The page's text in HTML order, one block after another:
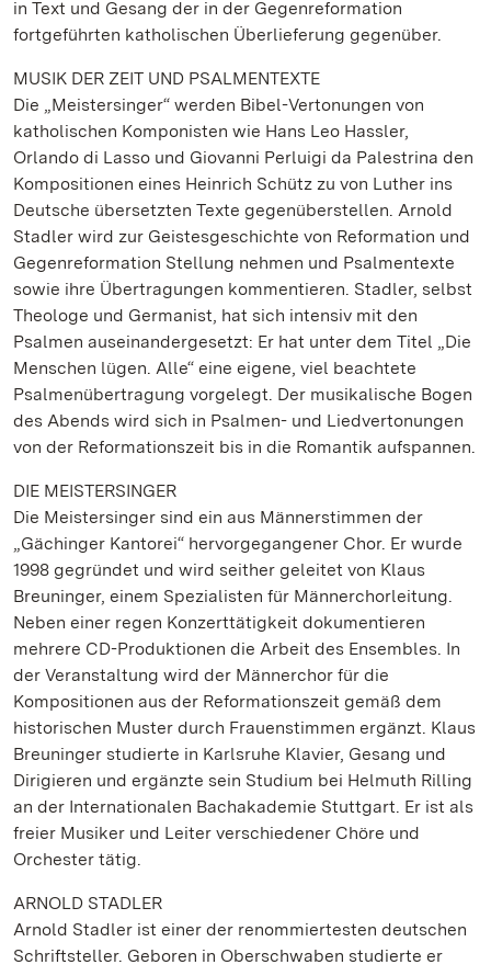
in Text und Gesang der in der Gegenreformation
fortgeführten katholischen Überlieferung gegenüber.
MUSIK DER ZEIT UND PSALMENTEXTE
Die „Meistersinger“ werden Bibel-Vertonungen von
katholischen Komponisten wie Hans Leo Hassler,
Orlando di Lasso und Giovanni Perluigi da Palestrina den
Kompositionen eines Heinrich Schütz zu von Luther ins
Deutsche übersetzten Texte gegenüberstellen. Arnold
Stadler wird zur Geistesgeschichte von Reformation und
Gegenreformation Stellung nehmen und Psalmentexte
sowie ihre Übertragungen kommentieren. Stadler, selbst
Theologe und Germanist, hat sich intensiv mit den
Psalmen auseinandergesetzt: Er hat unter dem Titel „Die
Menschen lügen. Alle“ eine eigene, viel beachtete
Psalmenübertragung vorgelegt. Der musikalische Bogen
des Abends wird sich in Psalmen- und Liedvertonungen
von der Reformationszeit bis in die Romantik aufspannen.
DIE MEISTERSINGER
Die Meistersinger sind ein aus Männerstimmen der
„Gächinger Kantorei“ hervorgegangener Chor. Er wurde
1998 gegründet und wird seither geleitet von Klaus
Breuninger, einem Spezialisten für Männerchorleitung.
Neben einer regen Konzerttätigkeit dokumentieren
mehrere CD-Produktionen die Arbeit des Ensembles. In
der Veranstaltung wird der Männerchor für die
Kompositionen aus der Reformationszeit gemäß dem
historischen Muster durch Frauenstimmen ergänzt. Klaus
Breuninger studierte in Karlsruhe Klavier, Gesang und
Dirigieren und ergänzte sein Studium bei Helmuth Rilling
an der Internationalen Bachakademie Stuttgart. Er ist als
freier Musiker und Leiter verschiedener Chöre und
Orchester tätig.
ARNOLD STADLER
Arnold Stadler ist einer der renommiertesten deutschen
Schriftsteller. Geboren in Oberschwaben studierte er